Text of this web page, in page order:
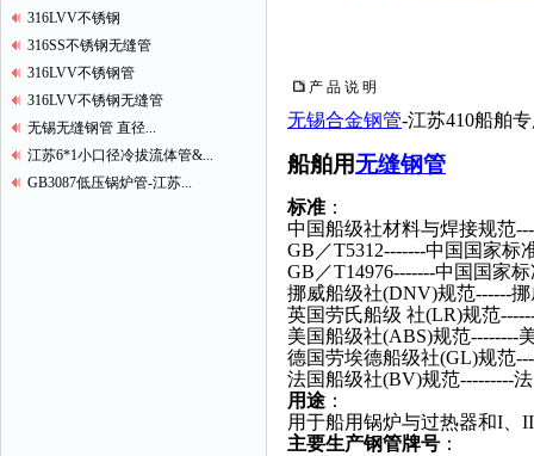
316LVV不锈钢
316SS不锈钢无缝管
316LVV不锈钢管
316LVV不锈钢无缝管
无锡无缝钢管 直径...
江苏6*1小口径冷拔流体管&...
GB3087低压锅炉管-江苏...
产 品 说 明
无锡合金钢管-江苏410船舶
船舶用无缝钢管
标准 ：
中国船级社材料与焊接规范
GB／T5312-------中国国家标
GB／T14976-------中国国家
挪威船级社(DNV)规范------
英国劳氏船级 社(LR)规范
美国船级社(ABS)规范--------
德国劳埃德船级社(GL)规范
法国船级社(BV)规范---------
用途 ：
用于船用锅炉与过热器和I、
主要生产钢管牌号 ：